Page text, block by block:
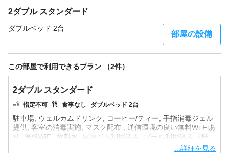
2ダブル スタンダード
ダブルベッド 2台
部屋の設備
この部屋で利用できるプラン （2件）
2ダブル スタンダード
指定不可 食事なし ダブルベッド 2台
駐車場, ウェルカムドリンク, コーヒー/ティー, 手指消毒ジェル
提供, 客室の消毒実施, マスク配布 , 通信環境の良い無料Wi-Fiあ
り, 無料WiFi, 飲料水, 屋内ジム利用込み, プール利用込み（無
...詳細を見る